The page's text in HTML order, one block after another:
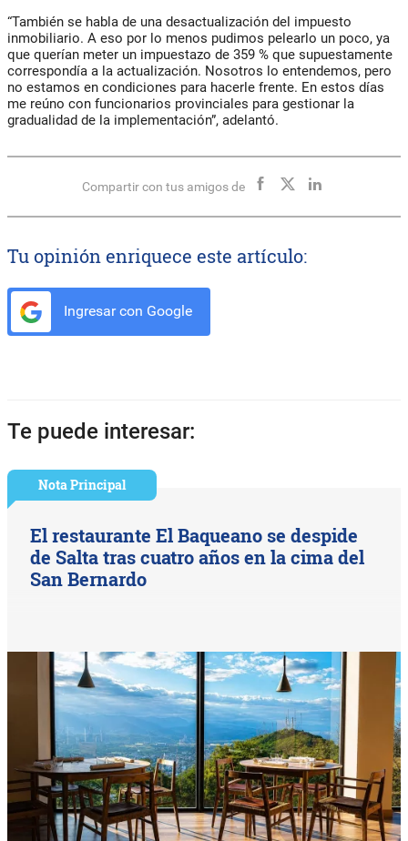
“También se habla de una desactualización del impuesto
inmobiliario. A eso por lo menos pudimos pelearlo un poco, ya
que querían meter un impuestazo de 359 % que supuestamente
correspondía a la actualización. Nosotros lo entendemos, pero
no estamos en condiciones para hacerle frente. En estos días
me reúno con funcionarios provinciales para gestionar la
gradualidad de la implementación”, adelantó.
Compartir con tus amigos de
Tu opinión enriquece este artículo:
Ingresar con Google
Te puede interesar:
Nota Principal
El restaurante El Baqueano se despide
de Salta tras cuatro años en la cima del
San Bernardo